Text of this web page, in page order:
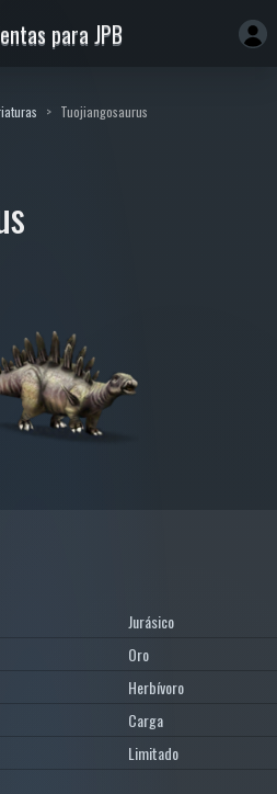
para JPB
Tuojiangosaurus
Jurásico
Oro
Herbívoro
Carga
Limitado